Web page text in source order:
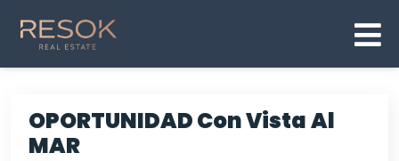
OPORTUNIDAD Con Vista Al
MAR